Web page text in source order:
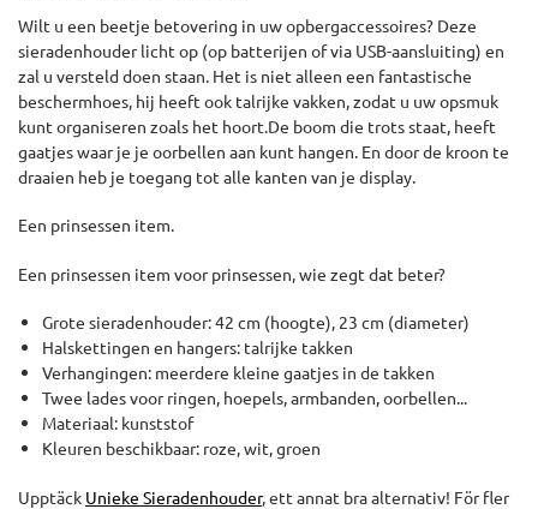
Wilt u een beetje betovering in uw opbergaccessoires? Deze
sieradenhouder licht op (op batterijen of via USB-aansluiting) en
zal u versteld doen staan. Het is niet alleen een fantastische
beschermhoes, hij heeft ook talrijke vakken, zodat u uw opsmuk
kunt organiseren zoals het hoort.De boom die trots staat, heeft
gaatjes waar je je oorbellen aan kunt hangen. En door de kroon te
draaien heb je toegang tot alle kanten van je display.
Een prinsessen item.
Een prinsessen item voor prinsessen, wie zegt dat beter?
Grote sieradenhouder: 42 cm (hoogte), 23 cm (diameter)
Halskettingen en hangers: talrijke takken
Verhangingen: meerdere kleine gaatjes in de takken
Twee lades voor ringen, hoepels, armbanden, oorbellen...
Materiaal: kunststof
Kleuren beschikbaar: roze, wit, groen
Upptäck Unieke Sieradenhouder, ett annat bra alternativ! För fler